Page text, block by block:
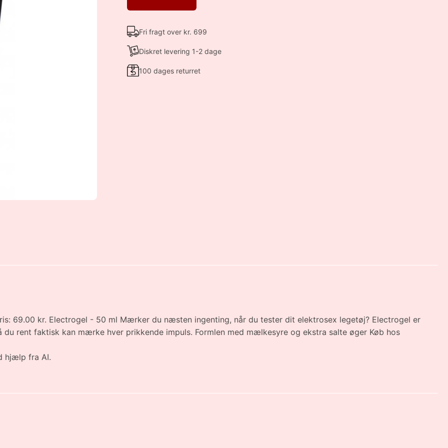
Fri fragt over kr. 699
Diskret levering 1-2 dage
100 dages returret
69.00 kr. Electrogel - 50 ml Mærker du næsten ingenting, når du tester dit elektrosex legetøj? Electrogel er
rent faktisk kan mærke hver prikkende impuls. Formlen med mælkesyre og ekstra salte øger Køb hos
hjælp fra AI.